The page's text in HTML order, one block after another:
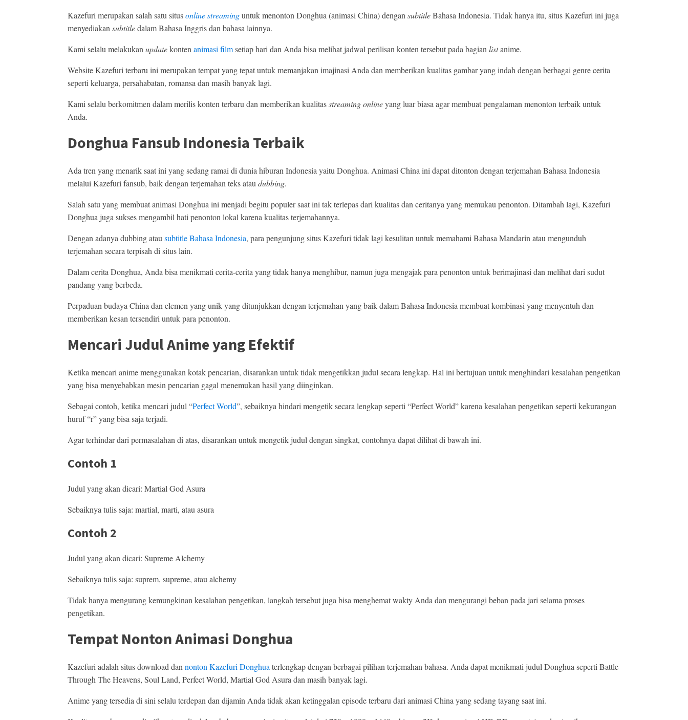
Kazefuri merupakan salah satu situsonline streaminguntuk menonton Donghua (animasi China) dengansubtitleBahasa Indonesia. Tidak hanya itu, situs Kazefuri ini juga
menyediakansubtitledalam Bahasa Inggris dan bahasa lainnya.
Kami selalu melakukanupdatekontenanimasi filmsetiap hari dan Anda bisa melihat jadwal perilisan konten tersebut pada bagianlistanime.
Website Kazefuri terbaru ini merupakan tempat yang tepat untuk memanjakan imajinasi Anda dan memberikan kualitas gambar yang indah dengan berbagai genre cerita
seperti keluarga, persahabatan, romansa dan masih banyak lagi.
Kami selalu berkomitmen dalam merilis konten terbaru dan memberikan kualitasstreaming onlineyang luar biasa agar membuat pengalaman menonton terbaik untuk
Anda.
Donghua Fansub Indonesia Terbaik
Ada tren yang menarik saat ini yang sedang ramai di dunia hiburan Indonesia yaitu Donghua. Animasi China ini dapat ditonton dengan terjemahan Bahasa Indonesia
melalui Kazefuri fansub, baik dengan terjemahan teks ataudubbing.
Salah satu yang membuat animasi Donghua ini menjadi begitu populer saat ini tak terlepas dari kualitas dan ceritanya yang memukau penonton. Ditambah lagi, Kazefuri
Donghua juga sukses mengambil hati penonton lokal karena kualitas terjemahannya.
Dengan adanya dubbing atausubtitle Bahasa Indonesia, para pengunjung situs Kazefuri tidak lagi kesulitan untuk memahami Bahasa Mandarin atau mengunduh
terjemahan secara terpisah di situs lain.
Dalam cerita Donghua, Anda bisa menikmati cerita-cerita yang tidak hanya menghibur, namun juga mengajak para penonton untuk berimajinasi dan melihat dari sudut
pandang yang berbeda.
Perpaduan budaya China dan elemen yang unik yang ditunjukkan dengan terjemahan yang baik dalam Bahasa Indonesia membuat kombinasi yang menyentuh dan
memberikan kesan tersendiri untuk para penonton.
Mencari Judul Anime yang Efektif
Ketika mencari anime menggunakan kotak pencarian, disarankan untuk tidak mengetikkan judul secara lengkap. Hal ini bertujuan untuk menghindari kesalahan pengetikan
yang bisa menyebabkan mesin pencarian gagal menemukan hasil yang diinginkan.
Sebagai contoh, ketika mencari judul “Perfect World”, sebaiknya hindari mengetik secara lengkap seperti “Perfect World” karena kesalahan pengetikan seperti kekurangan
huruf “r” yang bisa saja terjadi.
Agar terhindar dari permasalahan di atas, disarankan untuk mengetik judul dengan singkat, contohnya dapat dilihat di bawah ini.
Contoh 1
Judul yang akan dicari: Martial God Asura
Sebaiknya tulis saja: martial, marti, atau asura
Contoh 2
Judul yang akan dicari: Supreme Alchemy
Sebaiknya tulis saja: suprem, supreme, atau alchemy
Tidak hanya mengurang kemungkinan kesalahan pengetikan, langkah tersebut juga bisa menghemat wakty Anda dan mengurangi beban pada jari selama proses
pengetikan.
Tempat Nonton Animasi Donghua
Kazefuri adalah situs download dannonton Kazefuri Donghuaterlengkap dengan berbagai pilihan terjemahan bahasa. Anda dapat menikmati judul Donghua seperti Battle
Through The Heavens, Soul Land, Perfect World, Martial God Asura dan masih banyak lagi.
Anime yang tersedia di sini selalu terdepan dan dijamin Anda tidak akan ketinggalan episode terbaru dari animasi China yang sedang tayang saat ini.